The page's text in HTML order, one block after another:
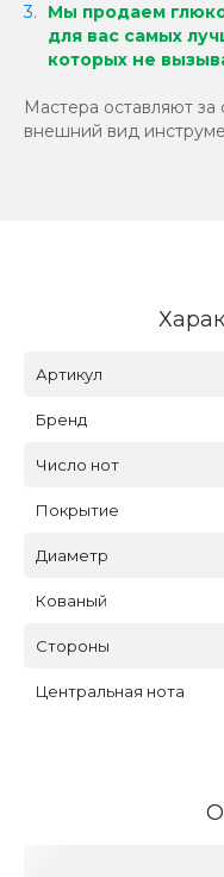
Мы продаем
для вас самых
которых не
Мастера оставляют
внешний вид
Артикул
Бренд
Число нот
Покрытие
Диаметр
Кованый
Стороны
Центральная нота